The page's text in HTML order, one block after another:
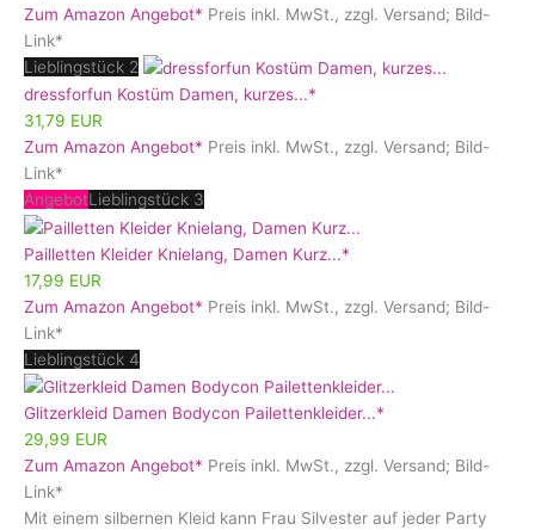
Zum Amazon Angebot* Preis inkl. MwSt., zzgl. Versand; Bild-
Link*
Lieblingstück 2
dressforfun Kostüm Damen, kurzes...*
31,79 EUR
Zum Amazon Angebot* Preis inkl. MwSt., zzgl. Versand; Bild-
Link*
AngebotLieblingstück 3
Pailletten Kleider Knielang, Damen Kurz...*
17,99 EUR
Zum Amazon Angebot* Preis inkl. MwSt., zzgl. Versand; Bild-
Link*
Lieblingstück 4
Glitzerkleid Damen Bodycon Pailettenkleider...*
29,99 EUR
Zum Amazon Angebot* Preis inkl. MwSt., zzgl. Versand; Bild-
Link*
Mit einem silbernen Kleid kann Frau Silvester auf jeder Party